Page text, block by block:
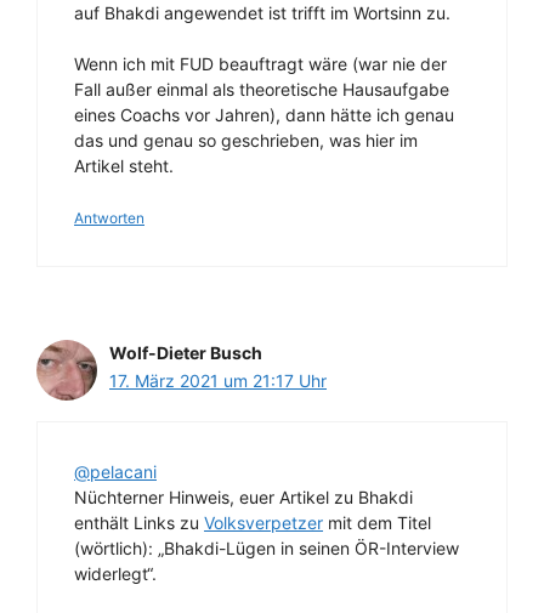
auf Bhakdi angewendet ist trifft im Wortsinn zu.
Wenn ich mit FUD beauftragt wäre (war nie der
Fall außer einmal als theoretische Hausaufgabe
eines Coachs vor Jahren), dann hätte ich genau
das und genau so geschrieben, was hier im
Artikel steht.
Antworten
Wolf-Dieter Busch
17. März 2021 um 21:17 Uhr
@pelacani
Nüchterner Hinweis, euer Artikel zu Bhakdi
enthält Links zu Volksverpetzer mit dem Titel
(wörtlich): „Bhakdi-Lügen in seinen ÖR-Interview
widerlegt“.